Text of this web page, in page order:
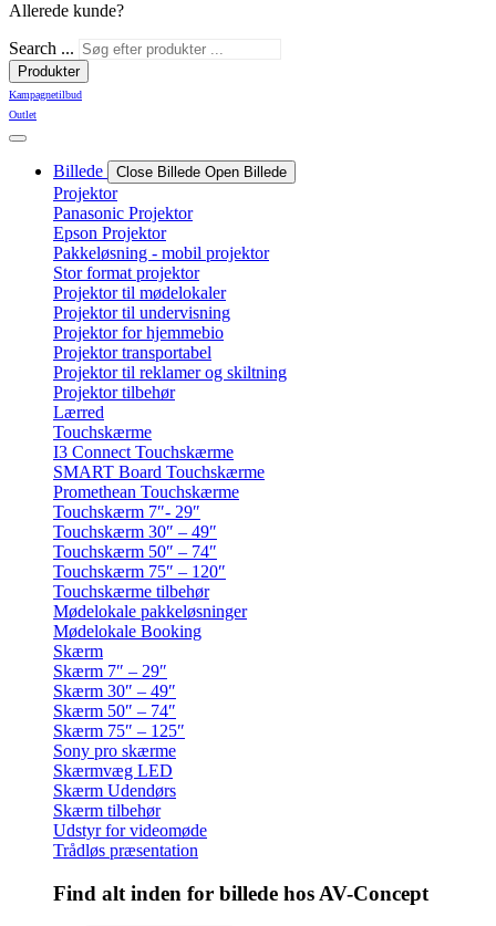
Allerede kunde?
Search ...
Produkter
Kampagnetilbud
Outlet
Billede Close Billede Open Billede
Projektor
Panasonic Projektor
Epson Projektor
Pakkeløsning - mobil projektor
Stor format projektor
Projektor til mødelokaler
Projektor til undervisning
Projektor for hjemmebio
Projektor transportabel
Projektor til reklamer og skiltning
Projektor tilbehør
Lærred
Touchskærme
I3 Connect Touchskærme
SMART Board Touchskærme
Promethean Touchskærme
Touchskærm 7″- 29″
Touchskærm 30″ – 49″
Touchskærm 50″ – 74″
Touchskærm 75″ – 120″
Touchskærme tilbehør
Mødelokale pakkeløsninger
Mødelokale Booking
Skærm
Skærm 7″ – 29″
Skærm 30″ – 49″
Skærm 50″ – 74″
Skærm 75″ – 125″
Sony pro skærme
Skærmvæg LED
Skærm Udendørs
Skærm tilbehør
Udstyr for videomøde
Trådløs præsentation
Find alt inden for billede hos AV-Concept